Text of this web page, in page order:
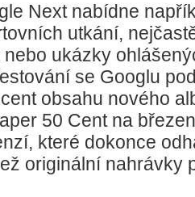
Next nabídne
utkání,
ukázky
se Googlu
obsahu nového
50 Cent na
které dokonce
originální nahrávky